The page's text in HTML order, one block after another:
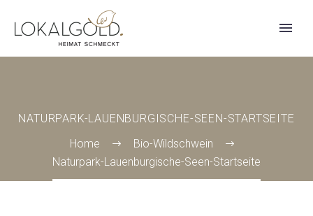
NATURPARK-LAUENBURGISCHE-SEEN-STARTSEITE
Home
Bio-Wildschwein
Naturpark-Lauenburgische-Seen-Startseite